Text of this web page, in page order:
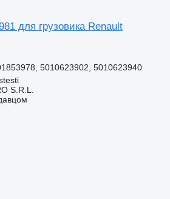
для грузовика Renault
5010623902, 5010623940
S.R.L.